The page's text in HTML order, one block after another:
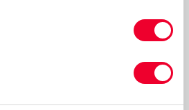
Körnermais mit sehr